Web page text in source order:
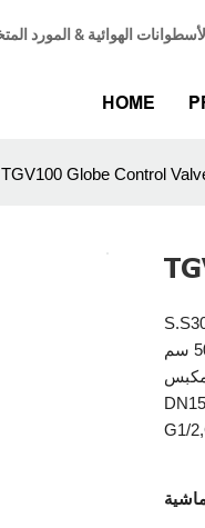
HOME
TGV100 Globe Control
G1/